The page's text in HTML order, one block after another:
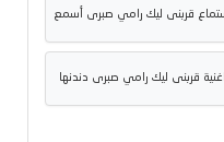
قربنى ليك رامي صبرى أسمع
اغنية قربنى ليك رامي صبرى دندنها